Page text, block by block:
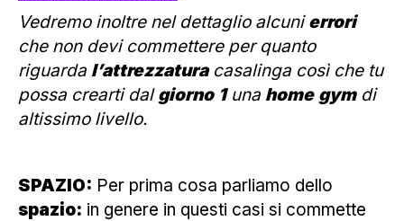
Vedremo inoltre nel dettaglio alcunierrori
che non devi commettere per quanto
riguarda l’attrezzaturacasalinga così che tu
possa crearti dalgiorno 1una home gymdi
altissimo livello.
SPAZIO: Per prima cosa parliamo dello
spazio: in genere in questi casi si commette